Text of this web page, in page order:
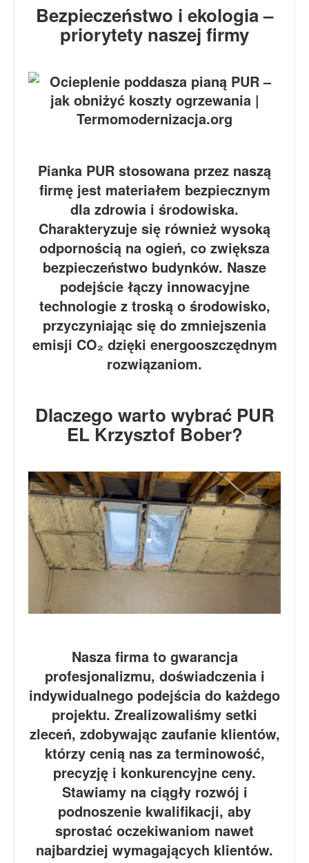
Bezpieczeństwo i ekologia –
priorytety naszej firmy
Pianka PUR stosowana przez naszą
firmę jest materiałem bezpiecznym
dla zdrowia i środowiska.
Charakteryzuje się również wysoką
odpornością na ogień, co zwiększa
bezpieczeństwo budynków. Nasze
podejście łączy innowacyjne
technologie z troską o środowisko,
przyczyniając się do zmniejszenia
emisji CO₂ dzięki energooszczędnym
rozwiązaniom.
Dlaczego warto wybrać PUR
EL Krzysztof Bober?
Nasza firma to gwarancja
profesjonalizmu, doświadczenia i
indywidualnego podejścia do każdego
projektu. Zrealizowaliśmy setki
zleceń, zdobywając zaufanie klientów,
którzy cenią nas za terminowość,
precyzję i konkurencyjne ceny.
Stawiamy na ciągły rozwój i
podnoszenie kwalifikacji, aby
sprostać oczekiwaniom nawet
najbardziej wymagających klientów.